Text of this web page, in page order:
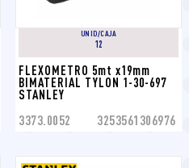
UNID/CAJA
12
FLEXOMETRO 5mt x19mm
BIMATERIAL TYLON 1-30-697
STANLEY
3373.0052 3253561306976